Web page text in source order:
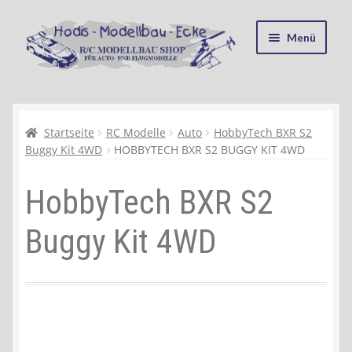
Zur
Navigation
springen
Zum
Inhalt
springen
Menü
Kasse
Recycling, Entsorgung und Umwelt
Shop
Startseite RC Modelle Auto
HobbyTech BXR S2
Buggy Kit 4WD
HOBBYTECH BXR S2 BUGGY KIT 4WD
HobbyTech BXR S2
Buggy Kit 4WD